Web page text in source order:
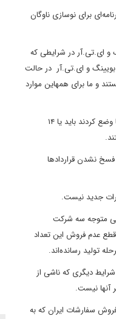
برای نوسازی ناوگان
و ای.تی.آر در شرایطی که
بویینگ و ای.تی.آر ­ در حالت
و ما برای همه­­این موارد
فخریه کاشان ادامه داد: این سه شرکت تحت فشار دولت امریکا تمایل به فسخ قراردادها با ایران ایر دارند و بنابر مقرراتی که امریکایی‌ها وضع کردند باید یا ۱۴
­فسخ نشدن قراردادها
جدید نیست.
متوجه سه شرکت
قطع عدم فروش این تعداد
تولید رسانده‌اند.
شرایط دیگری که ناشی از
آنها نیست.
سفارشات ایران که به